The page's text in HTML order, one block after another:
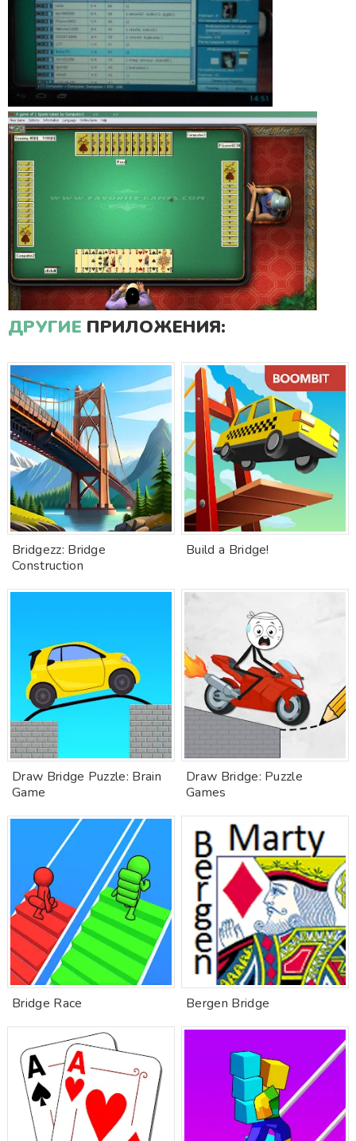
ДРУГИЕ ПРИЛОЖЕНИЯ:
Bridgezz: Bridge
Construction
Build a Bridge!
Draw Bridge Puzzle: Brain
Game
Draw Bridge: Puzzle
Games
Bridge Race Bergen Bridge